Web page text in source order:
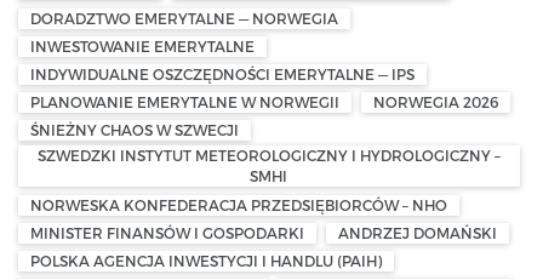
DORADZTWO EMERYTALNE — NORWEGIA
INWESTOWANIE EMERYTALNE
INDYWIDUALNE OSZCZĘDNOŚCI EMERYTALNE — IPS
PLANOWANIE EMERYTALNE W NORWEGII
NORWEGIA 2026
ŚNIEŻNY CHAOS W SZWECJI
SZWEDZKI INSTYTUT METEOROLOGICZNY I HYDROLOGICZNY –
SMHI
NORWESKA KONFEDERACJA PRZEDSIĘBIORCÓW – NHO
MINISTER FINANSÓW I GOSPODARKI
ANDRZEJ DOMAŃSKI
POLSKA AGENCJA INWESTYCJI I HANDLU (PAIH)